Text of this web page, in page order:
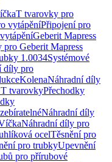
T tvarovky pro
vytápěníPřipojení pro
Geberit Mapress
Geberit Mapress
1.0034Systémové
díly pro
KolenaNáhradní díly
tvarovkyPřechodky
Náhradní díly
Náhradní díly pro
ocelTěsnění pro
pro trubkyUpevnění
pro přírubové